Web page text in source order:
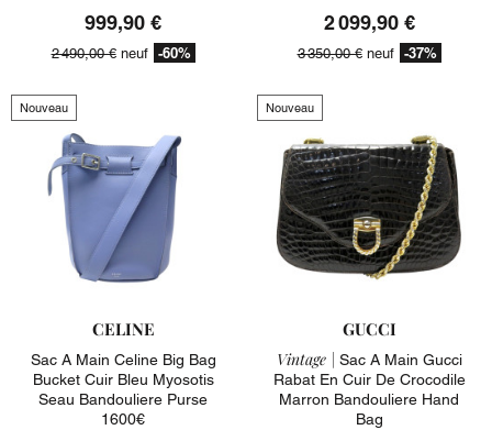
999,90 €
2 490,00 €neuf -60%
2 099,90 €
3 350,00 €neuf -37%
Nouveau
CELINE
Sac A Main Celine Big Bag
Bucket Cuir Bleu Myosotis
Seau Bandouliere Purse
1600€
Nouveau
GUCCI
Vintage | Sac A Main Gucci
Rabat En Cuir De Crocodile
Marron Bandouliere Hand
Bag